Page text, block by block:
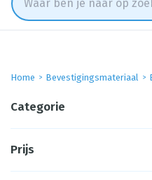
Home Bevestigingsmateriaal
Categorie
Prijs